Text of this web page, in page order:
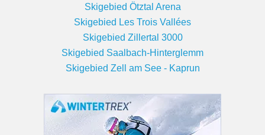
Skigebied Ötztal Arena
Skigebied Les Trois Vallées
Skigebied Zillertal 3000
Skigebied Saalbach-Hinterglemm
Skigebied Zell am See - Kaprun